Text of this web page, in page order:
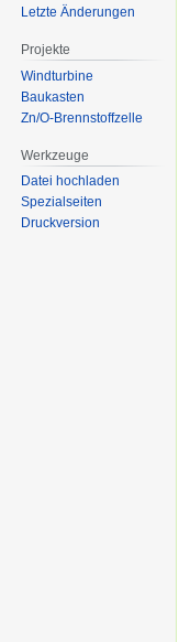
Letzte Änderungen
Projekte
Windturbine
Baukasten
Zn/O-Brennstoffzelle
Werkzeuge
Datei hochladen
Spezialseiten
Druckversion